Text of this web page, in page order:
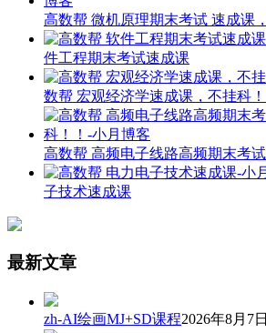
高数帮 微机原理期末考试 速成课
件工程期末考试速成课
数帮 宏观经济学速成课，不挂科！
高数帮 高频电子线路高频期末考
子技术速成课
最新文章
zh-AI绘画MJ+SD课程2026年8月7日